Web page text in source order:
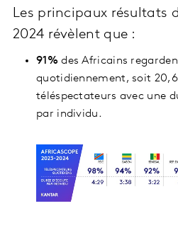
Les principaux résultats
2024 révèlent que :
91% des Africains
quotidiennement, soit
téléspectateurs avec une
par individu.